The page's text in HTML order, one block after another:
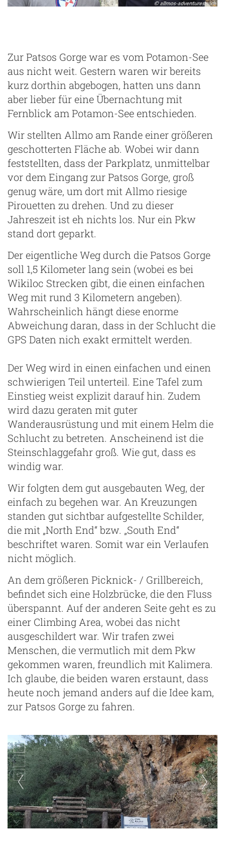
Zur Patsos Gorge war es vom Potamon-See
aus nicht weit. Gestern waren wir bereits
kurz dorthin abgebogen, hatten uns dann
aber lieber für eine Übernachtung mit
Fernblick am Potamon-See entschieden.
Wir stellten Allmo am Rande einer größeren
geschotterten Fläche ab. Wobei wir dann
feststellten, dass der Parkplatz, unmittelbar
vor dem Eingang zur Patsos Gorge, groß
genug wäre, um dort mit Allmo riesige
Pirouetten zu drehen. Und zu dieser
Jahreszeit ist eh nichts los. Nur ein Pkw
stand dort geparkt.
Der eigentliche Weg durch die Patsos Gorge
soll 1,5 Kilometer lang sein (wobei es bei
Wikiloc Strecken gibt, die einen einfachen
Weg mit rund 3 Kilometern angeben).
Wahrscheinlich hängt diese enorme
Abweichung daran, dass in der Schlucht die
GPS Daten nich exakt ermittelt werden.
Der Weg wird in einen einfachen und einen
schwierigen Teil unterteil. Eine Tafel zum
Einstieg weist explizit darauf hin. Zudem
wird dazu geraten mit guter
Wanderausrüstung und mit einem Helm die
Schlucht zu betreten. Anscheinend ist die
Steinschlaggefahr groß. Wie gut, dass es
windig war.
Wir folgten dem gut ausgebauten Weg, der
einfach zu begehen war. An Kreuzungen
standen gut sichtbar aufgestellte Schilder,
die mit „North End“ bzw. „South End“
beschriftet waren. Somit war ein Verlaufen
nicht möglich.
An dem größeren Picknick- / Grillbereich,
befindet sich eine Holzbrücke, die den Fluss
überspannt. Auf der anderen Seite geht es zu
einer Climbing Area, wobei das nicht
ausgeschildert war. Wir trafen zwei
Menschen, die vermutlich mit dem Pkw
gekommen waren, freundlich mit Kalimera.
Ich glaube, die beiden waren erstaunt, dass
heute noch jemand anders auf die Idee kam,
zur Patsos Gorge zu fahren.